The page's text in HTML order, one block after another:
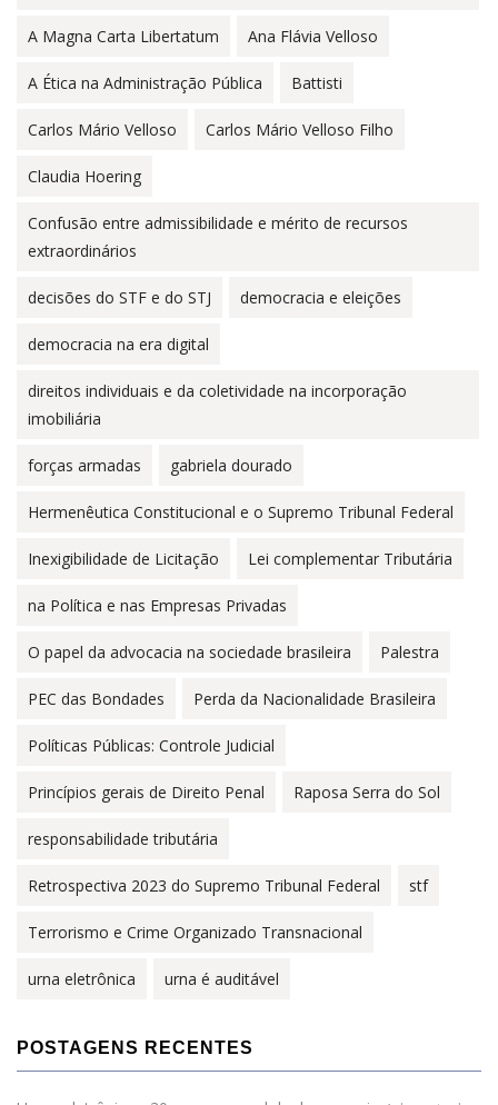
A Magna Carta Libertatum Ana Flávia Velloso
A Ética na Administração Pública Battisti
Carlos Mário Velloso Carlos Mário Velloso Filho
Claudia Hoering
Confusão entre admissibilidade e mérito de recursos
extraordinários
decisões do STF e do STJ democracia e eleições
democracia na era digital
direitos individuais e da coletividade na incorporação
imobiliária
forças armadas gabriela dourado
Hermenêutica Constitucional e o Supremo Tribunal Federal
Inexigibilidade de Licitação Lei complementar Tributária
na Política e nas Empresas Privadas
O papel da advocacia na sociedade brasileira Palestra
PEC das Bondades Perda da Nacionalidade Brasileira
Políticas Públicas: Controle Judicial
Princípios gerais de Direito Penal Raposa Serra do Sol
responsabilidade tributária
Retrospectiva 2023 do Supremo Tribunal Federal stf
Terrorismo e Crime Organizado Transnacional
urna eletrônica urna é auditável
POSTAGENS RECENTES